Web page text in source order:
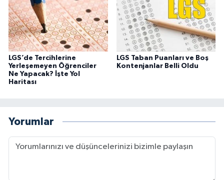
LGS’de Tercihlerine
Yerleşemeyen Öğrenciler
Ne Yapacak? İşte Yol
Haritası
LGS Taban Puanları ve Boş
Kontenjanlar Belli Oldu
Yorumlar